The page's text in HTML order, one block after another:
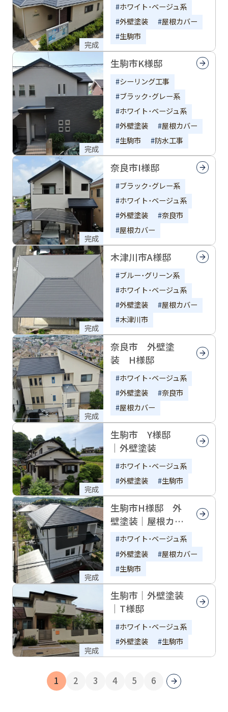
完成
ホワイト･ベージュ系
外壁塗装
屋根カバー
生駒市
完成
生駒市K様邸
シーリング工事
ブラック･グレー系
ホワイト･ベージュ系
外壁塗装
屋根カバー
生駒市
防水工事
完成
奈良市I様邸
ブラック･グレー系
ホワイト･ベージュ系
外壁塗装
奈良市
屋根カバー
完成
木津川市A様邸
ブルー･グリーン系
ホワイト･ベージュ系
外壁塗装
屋根カバー
木津川市
完成
奈良市 外壁塗
装 H様邸
ホワイト･ベージュ系
外壁塗装
奈良市
屋根カバー
完成
生駒市 Y様邸
｜外壁塗装
ホワイト･ベージュ系
外壁塗装
生駒市
完成
生駒市H様邸 外
壁塗装｜屋根カバ
ー｜スーパーガル
テクト
ホワイト･ベージュ系
外壁塗装
屋根カバー
生駒市
完成
生駒市｜外壁塗装
｜T様邸
ホワイト･ベージュ系
外壁塗装
生駒市
1 2 3 4 5 6